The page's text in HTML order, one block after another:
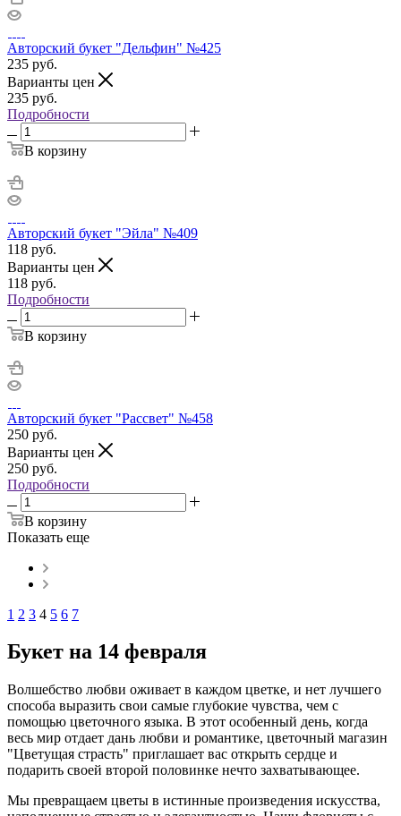
Авторский букет "Дельфин" №425
235 руб.
Варианты цен
235 руб.
Подробности
В корзину
Авторский букет "Эйла" №409
118 руб.
Варианты цен
118 руб.
Подробности
В корзину
Авторский букет "Рассвет" №458
250 руб.
Варианты цен
250 руб.
Подробности
В корзину
Показать еще
1 2 3 4 5 6 7
Букет на 14 февраля
Волшебство любви оживает в каждом цветке, и нет лучшего
способа выразить свои самые глубокие чувства, чем с
помощью цветочного языка. В этот особенный день, когда
весь мир отдает дань любви и романтике, цветочный магазин
"Цветущая страсть" приглашает вас открыть сердце и
подарить своей второй половинке нечто захватывающее.
Мы превращаем цветы в истинные произведения искусства,